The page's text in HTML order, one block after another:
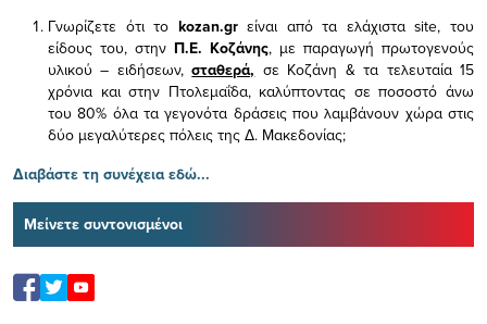
Γνωρίζετε ότι το kozan.gr είναι από τα ελάχισταsite, του
είδους του, στην Π.Ε. Κοζάνης, με παραγωγή πρωτογενούς
υλικού – ειδήσεων,σταθερά, σε Κοζάνη & τα τελευταία 15
χρόνια και στην Πτολεμαΐδα, καλύπτοντας σε ποσοστό άνω
του 80% όλα τα γεγονότα δράσεις που λαμβάνουν χώρα στις
δύο μεγαλύτερες πόλεις της Δ. Μακεδονίας;
Διαβάστε τη συνέχεια εδώ...
Μείνετε συντονισμένοι